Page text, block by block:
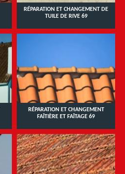
RÉPARATION ET CHANGEMENT DE
TUILE DE RIVE 69
RÉPARATION ET CHANGEMENT
FAÎTIÈRE ET FAÎTAGE 69